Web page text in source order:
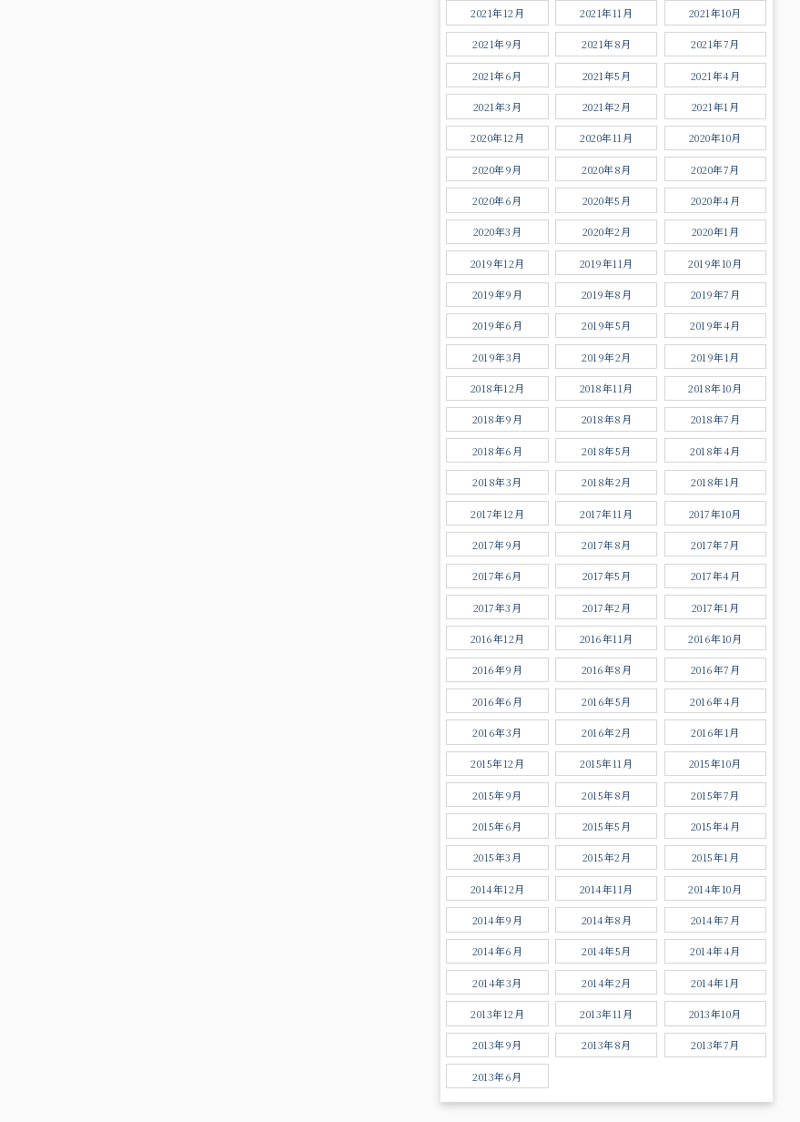
2021年12月 2021年11月 2021年10月
2021年9月 2021年8月 2021年7月
2021年6月 2021年5月 2021年4月
2021年3月 2021年2月 2021年1月
2020年12月 2020年11月 2020年10月
2020年9月 2020年8月 2020年7月
2020年6月 2020年5月 2020年4月
2020年3月 2020年2月 2020年1月
2019年12月 2019年11月 2019年10月
2019年9月 2019年8月 2019年7月
2019年6月 2019年5月 2019年4月
2019年3月 2019年2月 2019年1月
2018年12月 2018年11月 2018年10月
2018年9月 2018年8月 2018年7月
2018年6月 2018年5月 2018年4月
2018年3月 2018年2月 2018年1月
2017年12月 2017年11月 2017年10月
2017年9月 2017年8月 2017年7月
2017年6月 2017年5月 2017年4月
2017年3月 2017年2月 2017年1月
2016年12月 2016年11月 2016年10月
2016年9月 2016年8月 2016年7月
2016年6月 2016年5月 2016年4月
2016年3月 2016年2月 2016年1月
2015年12月 2015年11月 2015年10月
2015年9月 2015年8月 2015年7月
2015年6月 2015年5月 2015年4月
2015年3月 2015年2月 2015年1月
2014年12月 2014年11月 2014年10月
2014年9月 2014年8月 2014年7月
2014年6月 2014年5月 2014年4月
2014年3月 2014年2月 2014年1月
2013年12月 2013年11月 2013年10月
2013年9月 2013年8月 2013年7月
2013年6月